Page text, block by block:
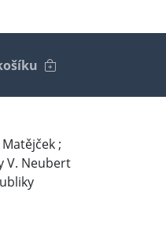
;
V. Neubert